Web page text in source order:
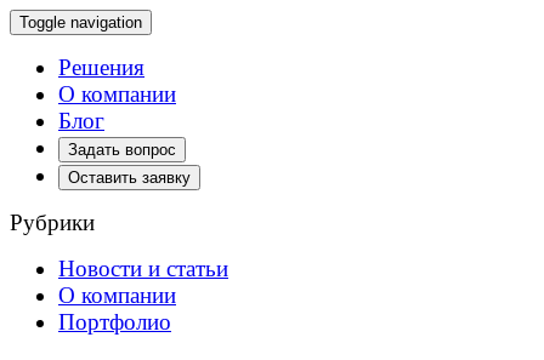
Toggle navigation
Решения
О компании
Блог
Задать вопрос
Оставить заявку
Рубрики
Новости и статьи
О компании
Портфолио